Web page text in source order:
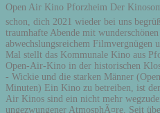
Open Air Kino Pforzheim Der
schon, dich 2021 wieder bei uns
traumhafte Abende mit
abwechslungsreichem
Mal stellt das Kommunale Kino aus
Open-Air-Kino in der historischen
- Wickie und die starken Männer
Minuten) Ein Kino zu betreiben, ist
Air Kinos sind ein nicht mehr
ungezwungener AtmosphÃ¤re. Seit